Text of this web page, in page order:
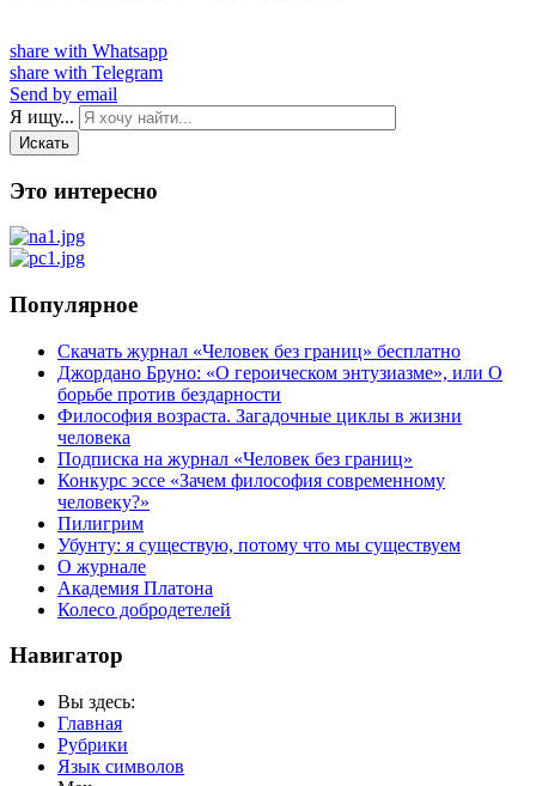
share with Whatsapp
share with Telegram
Send by email
Я ищу...
Искать
Это интересно
Популярное
Скачать журнал «Человек без границ» бесплатно
Джордано Бруно: «О героическом энтузиазме», или О
борьбе против бездарности
Философия возраста. Загадочные циклы в жизни
человека
Подписка на журнал «Человек без границ»
Конкурс эссе «Зачем философия современному
человеку?»
Пилигрим
Убунту: я существую, потому что мы существуем
О журнале
Академия Платона
Колесо добродетелей
Навигатор
Вы здесь:
Главная
Рубрики
Язык символов